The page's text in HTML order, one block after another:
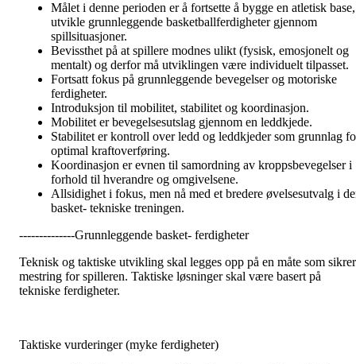
Målet i denne perioden er å fortsette å bygge en atletisk base,
utvikle grunnleggende basketballferdigheter gjennom
spillsituasjoner.
Bevissthet på at spillere modnes ulikt (fysisk, emosjonelt og
mentalt) og derfor må utviklingen være individuelt tilpasset.
Fortsatt fokus på grunnleggende bevegelser og motoriske
ferdigheter.
Introduksjon til mobilitet, stabilitet og koordinasjon.
Mobilitet er bevegelsesutslag gjennom en leddkjede.
Stabilitet er kontroll over ledd og leddkjeder som grunnlag
optimal kraftoverføring.
Koordinasjon er evnen til samordning av kroppsbevegelser i
forhold til hverandre og omgivelsene.
Allsidighet i fokus, men nå med et bredere øvelsesutvalg i
basket- tekniske treningen.
--------------Grunnleggende basket- ferdigheter
Teknisk og taktiske utvikling skal legges opp på en måte som sikrer
mestring for spilleren. Taktiske løsninger skal være basert på
tekniske ferdigheter.
Taktiske vurderinger (myke ferdigheter)